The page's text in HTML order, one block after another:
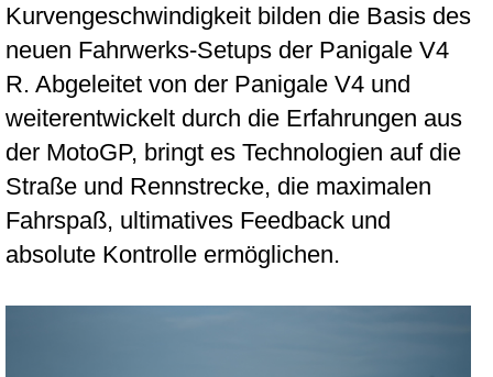
Kurvengeschwindigkeit bilden die Basis des
neuen Fahrwerks-Setups der Panigale V4
R. Abgeleitet von der Panigale V4 und
weiterentwickelt durch die Erfahrungen aus
der MotoGP, bringt es Technologien auf die
Straße und Rennstrecke, die maximalen
Fahrspaß, ultimatives Feedback und
absolute Kontrolle ermöglichen.